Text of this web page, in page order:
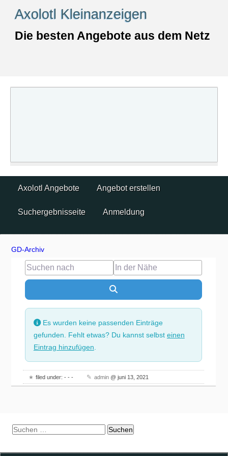
content
Axolotl Kleinanzeigen
Die besten Angebote aus dem Netz
content
Axolotl Angebote Angebot erstellen
Suchergebnisseite Anmeldung
GD-Archiv
Suchen nach In der Nähe
Es wurden keine passenden Einträge
gefunden. Fehlt etwas? Du kannst selbst einen
Eintrag hinzufügen
filed under: - - - admin @ juni 13, 2021
Suchen